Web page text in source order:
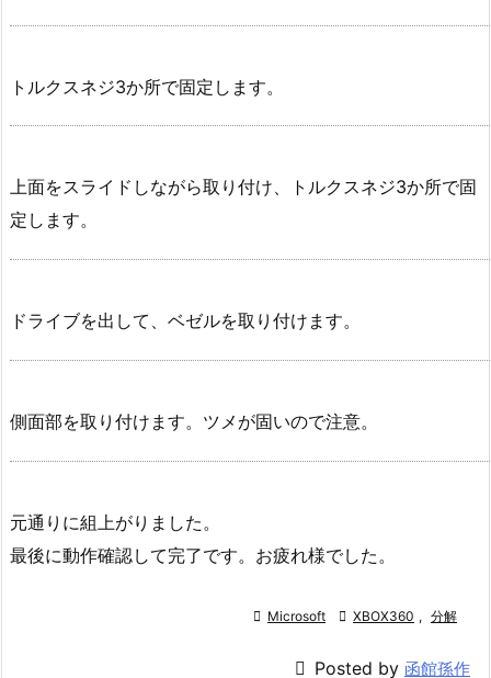
トルクスネジ3か所で固定します。
上面をスライドしながら取り付け、トルクスネジ3か所で固
定します。
ドライブを出して、ベゼルを取り付けます。
側面部を取り付けます。ツメが固いので注意。
元通りに組上がりました。
最後に動作確認して完了です。お疲れ様でした。
 Microsoft  XBOX360 , 分解
 Posted by 函館孫作